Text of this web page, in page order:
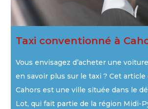
Taxi conventionné à
Vous envisagez d’acheter une
en savoir plus sur le taxi ? Cet article
Cahors est une ville située dans le
Lot, qui fait partie de la région Midi-